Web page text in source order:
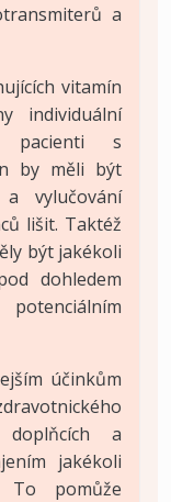
a
vitamín
individuální
pacienti s
by měli být
vylučování
lišit. Taktéž
být jakékoli
dohledem
účinkům
a
jakékoli
To pomůže